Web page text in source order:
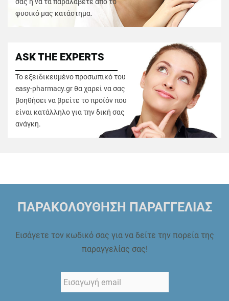
σας ή να τα παραλάβετε από το
φυσικό μας κατάστημα.
ASK THE EXPERTS
Το εξειδικευμένο προσωπικό του
easy-pharmacy.gr θα χαρεί να σας
βοηθήσει να βρείτε το προϊόν που
είναι κατάλληλο για την δική σας
ανάγκη.
ΠΑΡΑΚΟΛΟΥΘΗΣΗ ΠΑΡΑΓΓΕΛΙΑΣ
Εισάγετε τον κωδικό σας για να δείτε την πορεία της
παραγγελίας σας!